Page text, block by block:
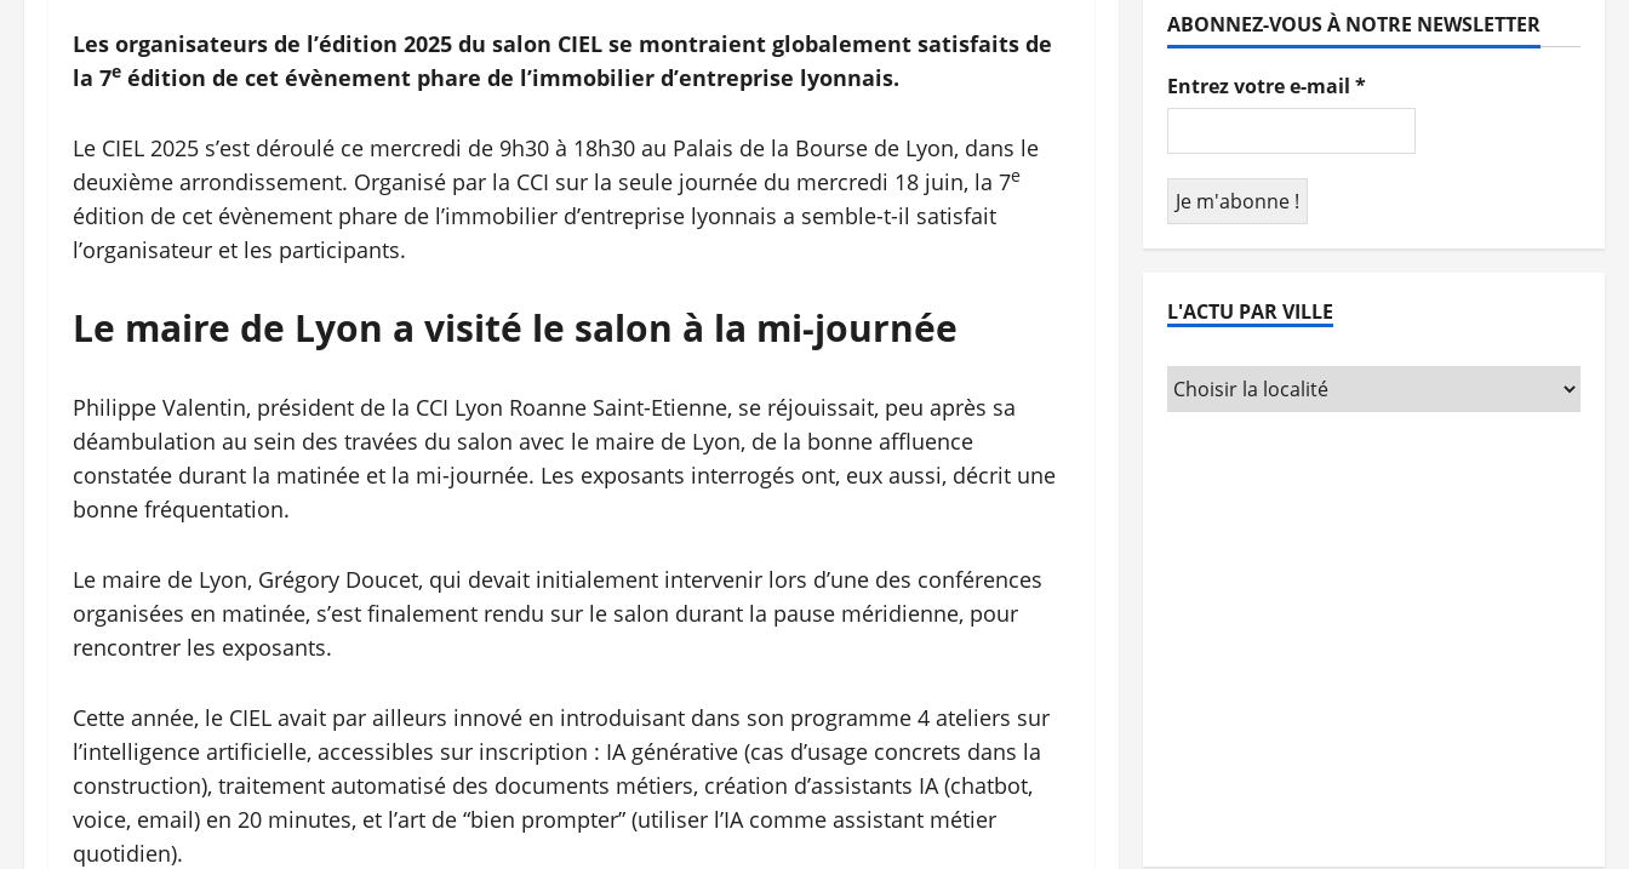
Les organisateurs de l’édition 2025 du salon CIEL se montraient globalement satisfaits de
la 7e édition de cet évènement phare de l’immobilier d’entreprise lyonnais.
Le CIEL 2025 s’est déroulé ce mercredi de 9h30 à 18h30 au Palais de la Bourse de Lyon, dans le
deuxième arrondissement. Organisé par la CCI sur la seule journée du mercredi 18 juin, la 7e
édition de cet évènement phare de l’immobilier d’entreprise lyonnais a semble-t-il satisfait
l’organisateur et les participants.
Le maire de Lyon a visité le salon à la mi-journée
Philippe Valentin, président de la CCI Lyon Roanne Saint-Etienne, se réjouissait, peu après sa
déambulation au sein des travées du salon avec le maire de Lyon, de la bonne affluence
constatée durant la matinée et la mi-journée. Les exposants interrogés ont, eux aussi, décrit une
bonne fréquentation.
Le maire de Lyon, Grégory Doucet, qui devait initialement intervenir lors d’une des conférences
organisées en matinée, s’est finalement rendu sur le salon durant la pause méridienne, pour
rencontrer les exposants.
Cette année, le CIEL avait par ailleurs innové en introduisant dans son programme 4 ateliers sur
l’intelligence artificielle, accessibles sur inscription : IA générative (cas d’usage concrets dans la
construction), traitement automatisé des documents métiers, création d’assistants IA (chatbot,
voice, email) en 20 minutes, et l’art de “bien prompter” (utiliser l’IA comme assistant métier
quotidien).
ABONNEZ-VOUS À NOTRE NEWSLETTER
Entrez votre e-mail *
L'ACTU PAR VILLE